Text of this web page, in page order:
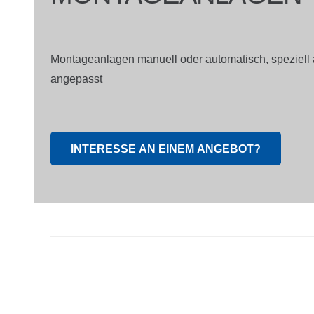
Montageanlagen manuell oder automatisch, speziell
angepasst
INTERESSE AN EINEM ANGEBOT?